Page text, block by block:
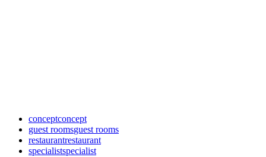
conceptconcept
guest roomsguest rooms
restaurantrestaurant
specialistspecialist